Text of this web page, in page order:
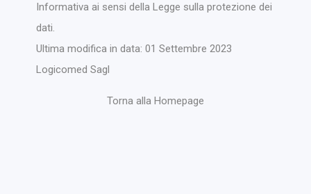
Informativa ai sensi della Legge sulla protezione dei
dati.
Ultima modifica in data: 01 Settembre 2023
Logicomed Sagl
Torna alla Homepage